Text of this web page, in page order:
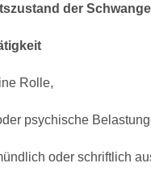
der
Rolle,
psychische
oder schriftlich